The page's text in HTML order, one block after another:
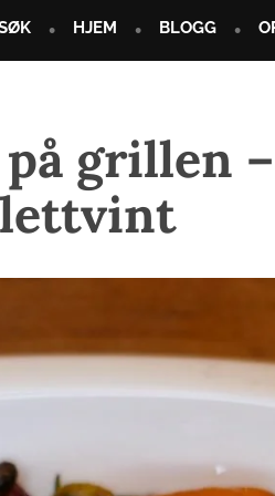
HJEM BLOGG
grillen
lettvint